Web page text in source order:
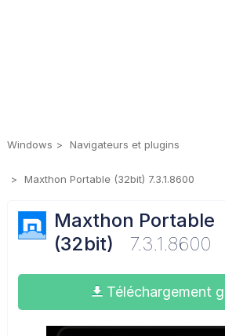
Windows Navigateurs et plugins
Maxthon Portable (32bit) 7.3.1.8600
Maxthon Portable
(32bit)
7.3.1.8600
Téléchargement